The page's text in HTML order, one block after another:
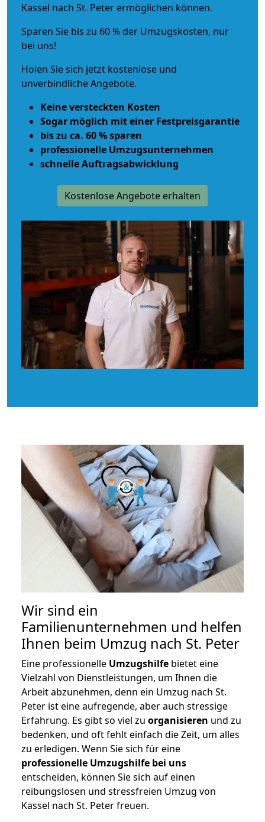
Kassel nach St. Peter ermöglichen können.
Sparen Sie bis zu 60 % der Umzugskosten, nur
bei uns!
Holen Sie sich jetzt kostenlose und
unverbindliche Angebote.
Keine versteckten Kosten
Sogar möglich mit einer Festpreisgarantie
bis zu ca. 60 % sparen
professionelle Umzugsunternehmen
schnelle Auftragsabwicklung
Kostenlose Angebote erhalten
Wir sind ein
Familienunternehmen und helfen
Ihnen beim Umzug nach St. Peter
Eine professionelle Umzugshilfe bietet eine
Vielzahl von Dienstleistungen, um Ihnen die
Arbeit abzunehmen, denn ein Umzug nach St.
Peter ist eine aufregende, aber auch stressige
Erfahrung. Es gibt so viel zu organisieren und zu
bedenken, und oft fehlt einfach die Zeit, um alles
zu erledigen. Wenn Sie sich für eine
professionelle Umzugshilfe bei uns
entscheiden, können Sie sich auf einen
reibungslosen und stressfreien Umzug von
Kassel nach St. Peter freuen.